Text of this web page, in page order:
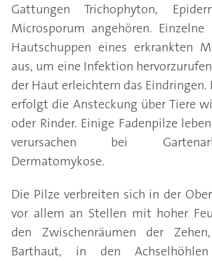
Gattungen Trichophyton,
Microsporum angehören.
Hautschuppen eines erkrankten
aus, um eine Infektion
der Haut erleichtern das Eindringen.
erfolgt die Ansteckung über Tiere
oder Rinder. Einige Fadenpilze
verursachen bei
Dermatomykose.
Die Pilze verbreiten sich in der
vor allem an Stellen mit hoher
den Zwischenräumen der
Barthaut, in den